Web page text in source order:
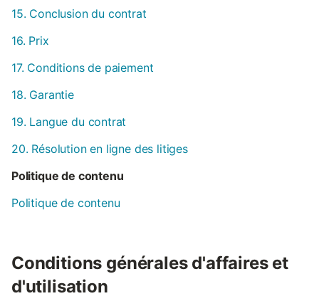
15. Conclusion du contrat
16. Prix
17. Conditions de paiement
18. Garantie
19. Langue du contrat
20. Résolution en ligne des litiges
Politique de contenu
Politique de contenu
Conditions générales d'affaires et
d'utilisation